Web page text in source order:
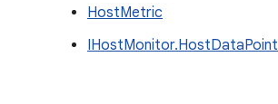
HostMetric
IHostMonitor.HostDataPoint